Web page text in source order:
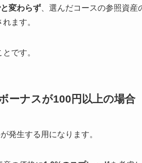
変わらず 、選んだコースの参照資
ます。
です。
ーナスが100円以上の場合
発生する用になります。